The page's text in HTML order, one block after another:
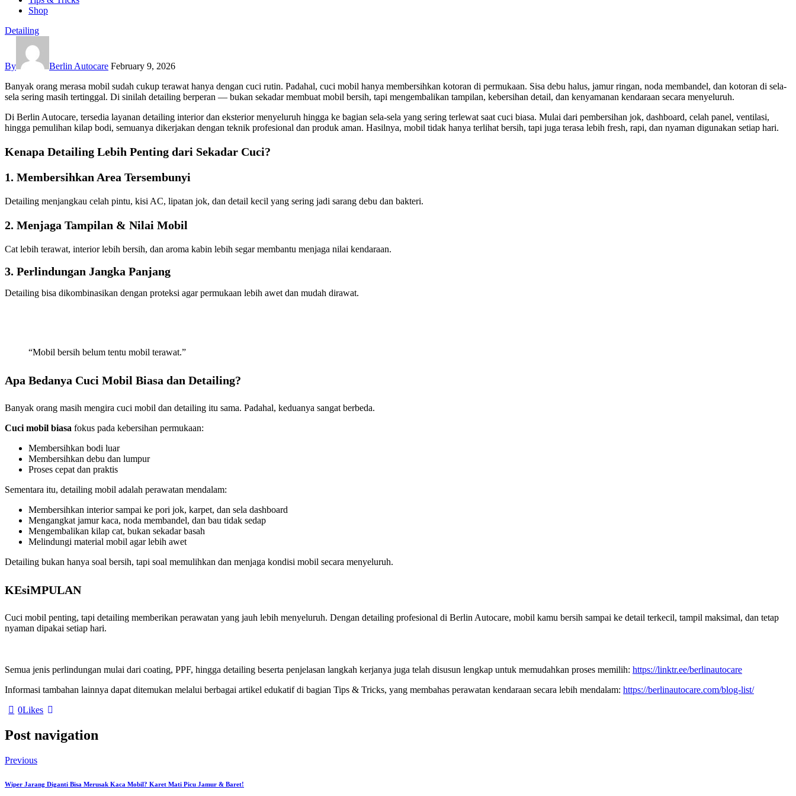
Shop
Detailing
By Berlin Autocare February 9, 2026
Banyak orang merasa mobil sudah cukup terawat hanya dengan cuci rutin. Padahal, cuci mobil hanya membersihkan kotoran di permukaan. Sisa debu halus, jamur ringan, noda membandel, dan kotoran di sela-
sela sering masih tertinggal. Di sinilah detailing berperan — bukan sekadar membuat mobil bersih, tapi mengembalikan tampilan, kebersihan detail, dan kenyamanan kendaraan secara menyeluruh.
Di Berlin Autocare, tersedia layanan detailing interior dan eksterior menyeluruh hingga ke bagian sela-sela yang sering terlewat saat cuci biasa. Mulai dari pembersihan jok, dashboard, celah panel, ventilasi,
hingga pemulihan kilap bodi, semuanya dikerjakan dengan teknik profesional dan produk aman. Hasilnya, mobil tidak hanya terlihat bersih, tapi juga terasa lebih fresh, rapi, dan nyaman digunakan setiap hari.
Kenapa Detailing Lebih Penting dari Sekadar Cuci?
1. Membersihkan Area Tersembunyi
Detailing menjangkau celah pintu, kisi AC, lipatan jok, dan detail kecil yang sering jadi sarang debu dan bakteri.
2. Menjaga Tampilan & Nilai Mobil
Cat lebih terawat, interior lebih bersih, dan aroma kabin lebih segar membantu menjaga nilai kendaraan.
3. Perlindungan Jangka Panjang
Detailing bisa dikombinasikan dengan proteksi agar permukaan lebih awet dan mudah dirawat.
“Mobil bersih belum tentu mobil terawat.”
Apa Bedanya Cuci Mobil Biasa dan Detailing?
Banyak orang masih mengira cuci mobil dan detailing itu sama. Padahal, keduanya sangat berbeda.
Cuci mobil biasa fokus pada kebersihan permukaan:
Membersihkan bodi luar
Membersihkan debu dan lumpur
Proses cepat dan praktis
Sementara itu, detailing mobil adalah perawatan mendalam:
Membersihkan interior sampai ke pori jok, karpet, dan sela dashboard
Mengangkat jamur kaca, noda membandel, dan bau tidak sedap
Mengembalikan kilap cat, bukan sekadar basah
Melindungi material mobil agar lebih awet
Detailing bukan hanya soal bersih, tapi soal memulihkan dan menjaga kondisi mobil secara menyeluruh.
KEsiMPULAN
Cuci mobil penting, tapi detailing memberikan perawatan yang jauh lebih menyeluruh. Dengan detailing profesional di Berlin Autocare, mobil kamu bersih sampai ke detail terkecil, tampil maksimal, dan tetap
nyaman dipakai setiap hari.
Semua jenis perlindungan mulai dari coating, PPF, hingga detailing beserta penjelasan langkah kerjanya juga telah disusun lengkap untuk memudahkan proses memilih: https://linktr.ee/berlinautocare
Informasi tambahan lainnya dapat ditemukan melalui berbagai artikel edukatif di bagian Tips & Tricks, yang membahas perawatan kendaraan secara lebih mendalam: https://berlinautocare.com/blog-list/
0Likes
Post navigation
Previous
Wiper Jarang Diganti Bisa Merusak Kaca Mobil? Karet Mati Picu Jamur & Baret!